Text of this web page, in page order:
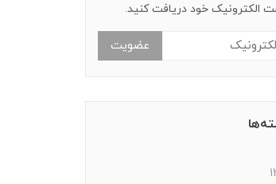
الکترونیک خود دریافت کنید.
عضویت